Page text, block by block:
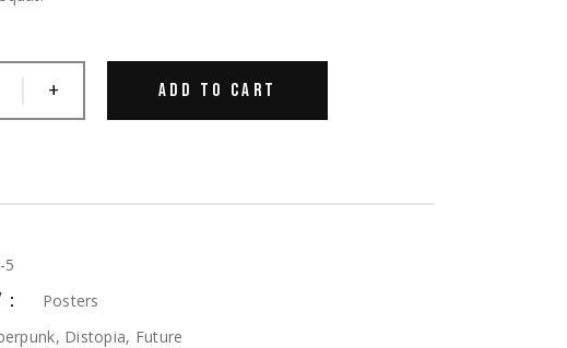
+ ADD TO CART
5
Posters
, Distopia, Future